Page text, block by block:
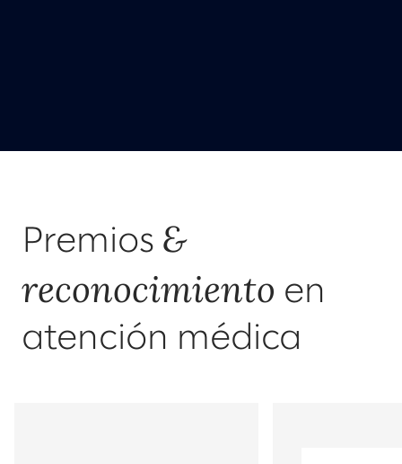
Premios &
reconocimiento en
atención médica